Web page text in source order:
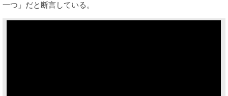
一つ」だと断言している。